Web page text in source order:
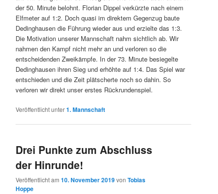
der 50. Minute belohnt. Florian Dippel verkürzte nach einem
Elfmeter auf 1:2. Doch quasi im direktem Gegenzug baute
Dedinghausen die Führung wieder aus und erzielte das 1:3.
Die Motivation unserer Mannschaft nahm sichtlich ab. Wir
nahmen den Kampf nicht mehr an und verloren so die
entscheidenden Zweikämpfe. In der 73. Minute besiegelte
Dedinghausen ihren Sieg und erhöhte auf 1:4. Das Spiel war
entschieden und die Zeit plätscherte noch so dahin. So
verloren wir direkt unser erstes Rückrundenspiel.
Veröffentlicht unter1. Mannschaft
Drei Punkte zum Abschluss
der Hinrunde!
Veröffentlicht am10. November 2019vonTobias
Hoppe